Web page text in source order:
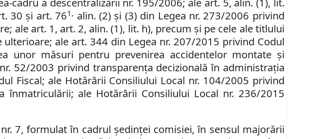
30 şi art. 761, alin. (2) şi (3) din Legea nr. 273/2006 privind
ale art. 1, art. 2, alin. (1), lit. h), precum şi pe cele ale titlului
ale art. 344 din Legea nr. 207/2015 privind Codul
unor măsuri pentru prevenirea accidentelor montate şi
52/2003 privind transparenţa decizională în administraţia
Fiscal; ale Hotărârii Consiliului Local nr. 104/2005 privind
ale Hotărârii Consiliului Local nr. 236/2015
7, formulat în cadrul ședinței comisiei, în sensul majorării